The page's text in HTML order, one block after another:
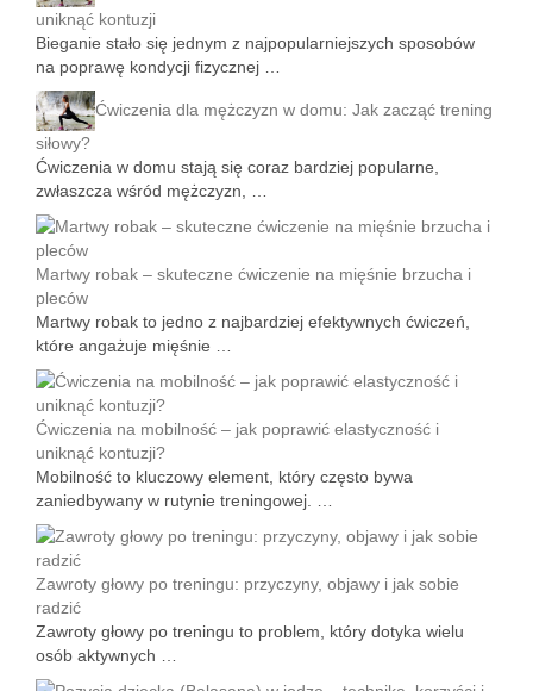
uniknąć kontuzji
Bieganie stało się jednym z najpopularniejszych sposobów
na poprawę kondycji fizycznej …
Ćwiczenia dla mężczyzn w domu: Jak zacząć trening
siłowy?
Ćwiczenia w domu stają się coraz bardziej popularne,
zwłaszcza wśród mężczyzn, …
Martwy robak – skuteczne ćwiczenie na mięśnie brzucha i
pleców
Martwy robak to jedno z najbardziej efektywnych ćwiczeń,
które angażuje mięśnie …
Ćwiczenia na mobilność – jak poprawić elastyczność i
uniknąć kontuzji?
Mobilność to kluczowy element, który często bywa
zaniedbywany w rutynie treningowej. …
Zawroty głowy po treningu: przyczyny, objawy i jak sobie
radzić
Zawroty głowy po treningu to problem, który dotyka wielu
osób aktywnych …